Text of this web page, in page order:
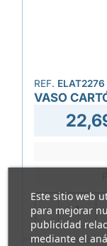
Este sitio web
para mejorar
publicidad
mediante el
REF. ELAT2276
VASO